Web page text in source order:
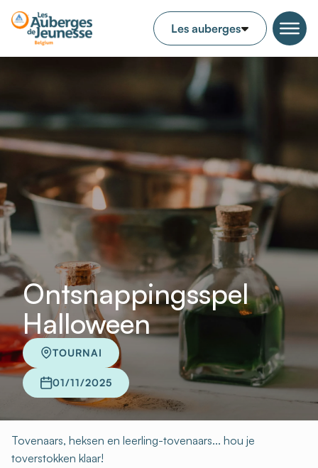
Ontsnappingsspel
Halloween
TOURNAI
01/11/2025
Tovenaars, heksen en leerling-tovenaars... hou je
toverstokken klaar!